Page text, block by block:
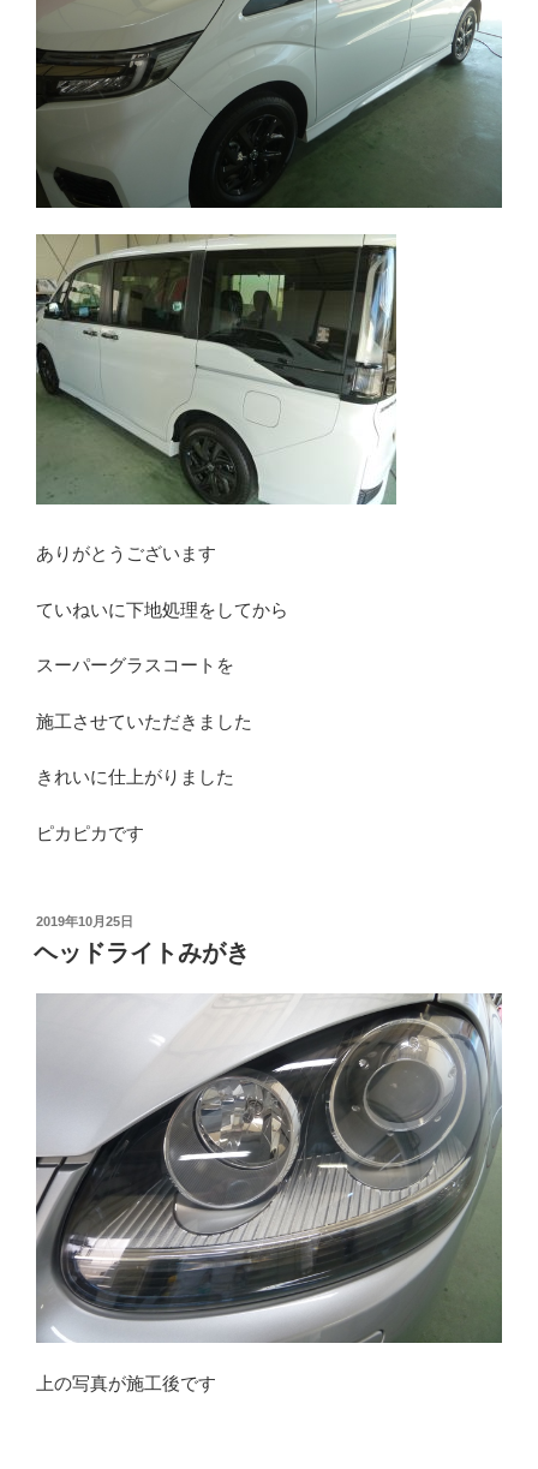
ありがとうございます
ていねいに下地処理をしてから
スーパーグラスコートを
施工させていただきました
きれいに仕上がりました
ピカピカです
投
2019年10月25日
ヘッドライトみがき
上の写真が施工後です